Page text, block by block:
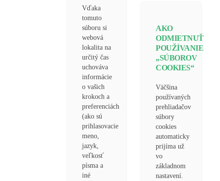
Vďaka
tomuto
súboru si
webová
lokalita na
určitý čas
uchováva
informácie
o vašich
krokoch a
preferenciách
(ako sú
prihlasovacie
meno,
jazyk,
veľkosť
písma a
iné
AKO
ODMIETNUŤ
POUŽÍVANIE
„SÚBOROV
COOKIES“
Väčšina
používaných
prehliadačov
súbory
cookies
automaticky
prijíma už
vo
základnom
nastavení.